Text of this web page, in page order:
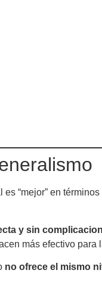
es “mejor” en
y sin
más efectivo para
no ofrece el mismo